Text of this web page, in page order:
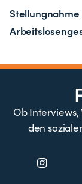
Stellungnahme
Ob
den